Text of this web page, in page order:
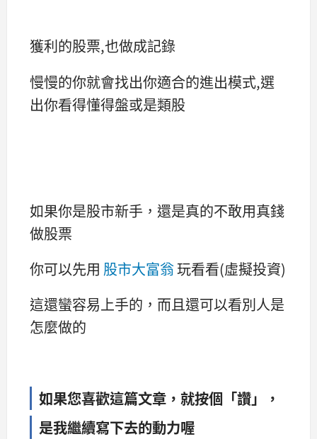
獲利的股票,也做成記錄
慢慢的你就會找出你適合的進出模式,選
出你看得懂得盤或是類股
如果你是股市新手，還是真的不敢用真錢
做股票
你可以先用 股市大富翁玩看看(虛擬投資)
這還蠻容易上手的，而且還可以看別人是
怎麼做的
如果您喜歡這篇文章，就按個「讚」，
是我繼續寫下去的動力喔